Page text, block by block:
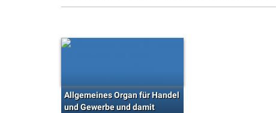
Allgemeines Organ für Handel
und Gewerbe und damit